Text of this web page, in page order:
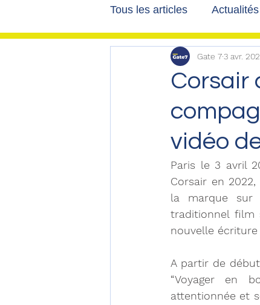
Tous les articles Actualités
Les tribunes de Gate7
Voyages Reportages
Corsair
vidéo
Gate 73 avr.
Paris le 3 avril
Corsair en
la marque sur
traditionnel film
nouvelle écriture
A partir de
“Voyager en
attentionnée et